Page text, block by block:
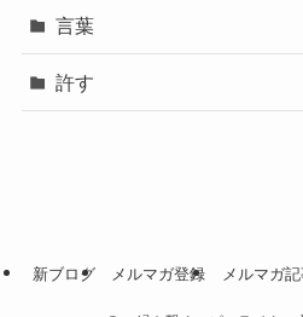
言葉
許す
新ブログ メルマガ登録 メルマガ